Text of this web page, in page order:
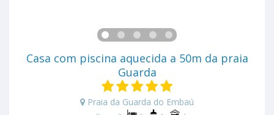
Casa com piscina aquecida a 50m da praia
Guarda
Praia da Guarda do Embaú